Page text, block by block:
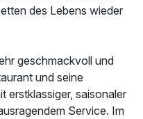
p.P. ab2.526,00 €
des Lebens wieder
geschmackvoll und
und seine
erstklassiger, saisonaler
Service. Im